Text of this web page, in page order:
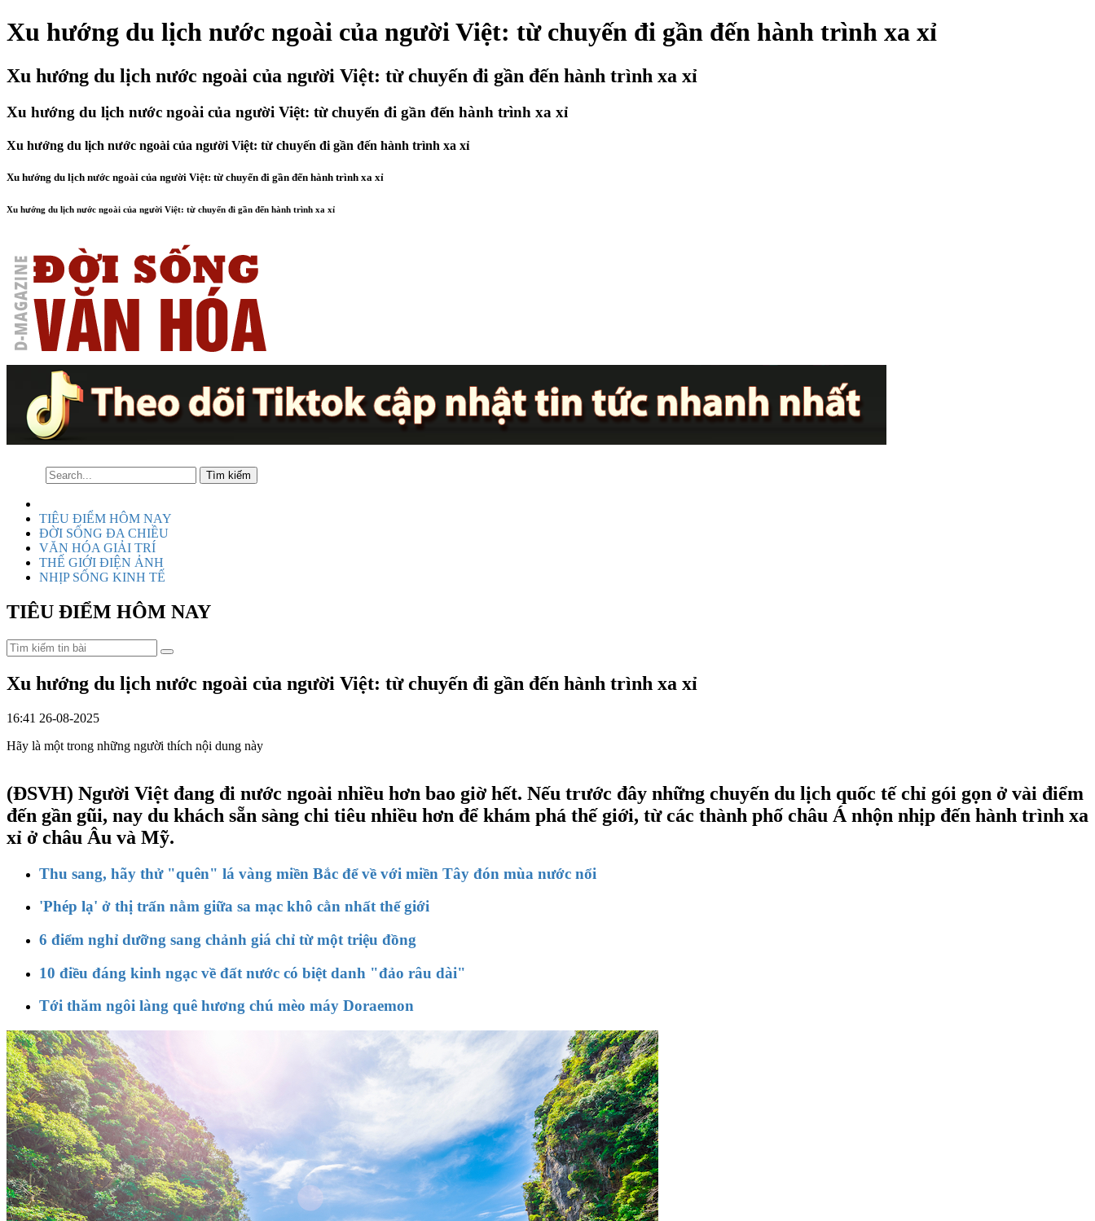
Xu hướng du lịch nước ngoài của người Việt: từ chuyến đi gần đến hành trình xa xỉ
Xu hướng du lịch nước ngoài của người Việt: từ chuyến đi gần đến hành trình xa xỉ
Xu hướng du lịch nước ngoài của người Việt: từ chuyến đi gần đến hành trình xa xỉ
Xu hướng du lịch nước ngoài của người Việt: từ chuyến đi gần đến hành trình xa xỉ
Xu hướng du lịch nước ngoài của người Việt: từ chuyến đi gần đến hành trình xa xỉ
Xu hướng du lịch nước ngoài của người Việt: từ chuyến đi gần đến hành trình xa xỉ
TIÊU ĐIỂM HÔM NAY
ĐỜI SỐNG ĐA CHIỀU
VĂN HÓA GIẢI TRÍ
THẾ GIỚI ĐIỆN ẢNH
NHỊP SỐNG KINH TẾ
TIÊU ĐIỂM HÔM NAY
Xu hướng du lịch nước ngoài của người Việt: từ chuyến đi gần đến hành trình xa xỉ
16:41 26-08-2025
Hãy là một trong những người thích nội dung này
(ĐSVH) Người Việt đang đi nước ngoài nhiều hơn bao giờ hết. Nếu trước đây những chuyến du lịch quốc tế chỉ gói gọn ở vài điểm
đến gần gũi, nay du khách sẵn sàng chi tiêu nhiều hơn để khám phá thế giới, từ các thành phố châu Á nhộn nhịp đến hành trình xa
xỉ ở châu Âu và Mỹ.
Thu sang, hãy thử "quên" lá vàng miền Bắc để về với miền Tây đón mùa nước nổi
'Phép lạ' ở thị trấn nằm giữa sa mạc khô cằn nhất thế giới
6 điểm nghỉ dưỡng sang chảnh giá chỉ từ một triệu đồng
10 điều đáng kinh ngạc về đất nước có biệt danh "đảo râu dài"
Tới thăm ngôi làng quê hương chú mèo máy Doraemon